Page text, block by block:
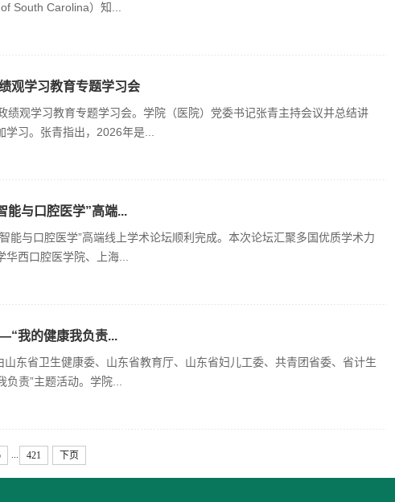
South Carolina）知...
观学习教育专题学习会
观学习教育专题学习会。学院（医院）党委书记张青主持会议并总结讲
习。张青指出，2026年是...
能与口腔医学”高端...
能与口腔医学”高端线上学术论坛顺利完成。本次论坛汇聚多国优质学术力
西口腔医学院、上海...
我的健康我负责...
东省卫生健康委、山东省教育厅、山东省妇儿工委、共青团省委、省计生
责”主题活动。学院...
421 下页